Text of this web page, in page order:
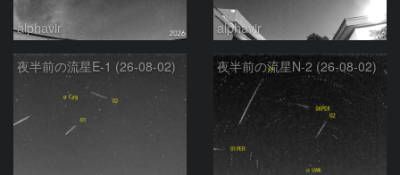
alphavir alphavir
夜半前の流星E-1 (26-08-02) 夜半前の流星N-2 (26-08-02)